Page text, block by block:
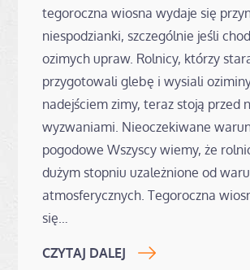
tegoroczna wiosna wydaje się
niespodzianki, szczególnie jeśli
ozimych upraw. Rolnicy, którzy
przygotowali glebę i wysiali
nadejściem zimy, teraz stoją przed
wyzwaniami. Nieoczekiwane
pogodowe Wszyscy wiemy, że
dużym stopniu uzależnione od
atmosferycznych. Tegoroczna
się…
CZYTAJ DALEJ